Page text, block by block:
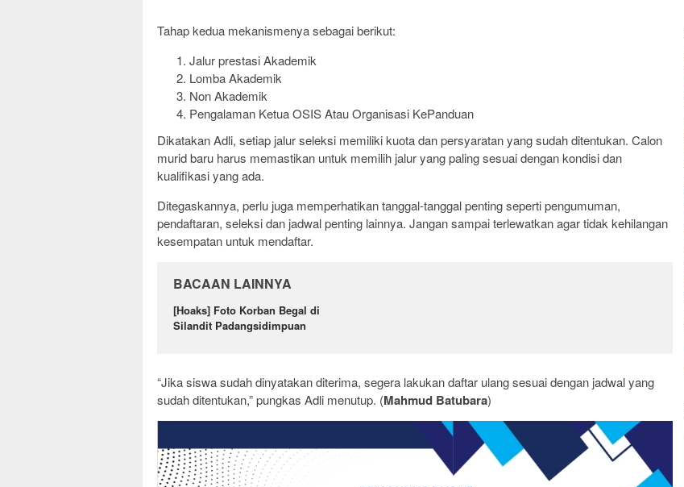
Tahap kedua mekanismenya sebagai berikut:
Jalur prestasi Akademik
Lomba Akademik
Non Akademik
Pengalaman Ketua OSIS Atau Organisasi KePanduan
Dikatakan Adli, setiap jalur seleksi memiliki kuota dan persyaratan yang sudah ditentukan. Calon
murid baru harus memastikan untuk memilih jalur yang paling sesuai dengan kondisi dan
kualifikasi yang ada.
Ditegaskannya, perlu juga memperhatikan tanggal-tanggal penting seperti pengumuman,
pendaftaran, seleksi dan jadwal penting lainnya. Jangan sampai terlewatkan agar tidak kehilangan
kesempatan untuk mendaftar.
BACAAN LAINNYA
[Hoaks] Foto Korban Begal di
Silandit Padangsidimpuan
“Jika siswa sudah dinyatakan diterima, segera lakukan daftar ulang sesuai dengan jadwal yang
sudah ditentukan,” pungkas Adli menutup. (Mahmud Batubara)